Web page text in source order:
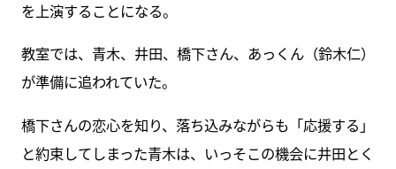
を上演することになる。
教室では、青木、井田、橋下さん、あっくん（鈴木仁）
が準備に追われていた。
橋下さんの恋心を知り、落ち込みながらも「応援する」
と約束してしまった青木は、いっそこの機会に井田とく